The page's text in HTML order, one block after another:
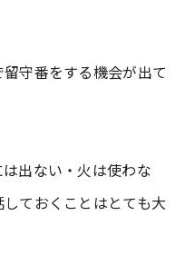
守番をする機会が出て
出ない・火は使わな
ておくことはとても大